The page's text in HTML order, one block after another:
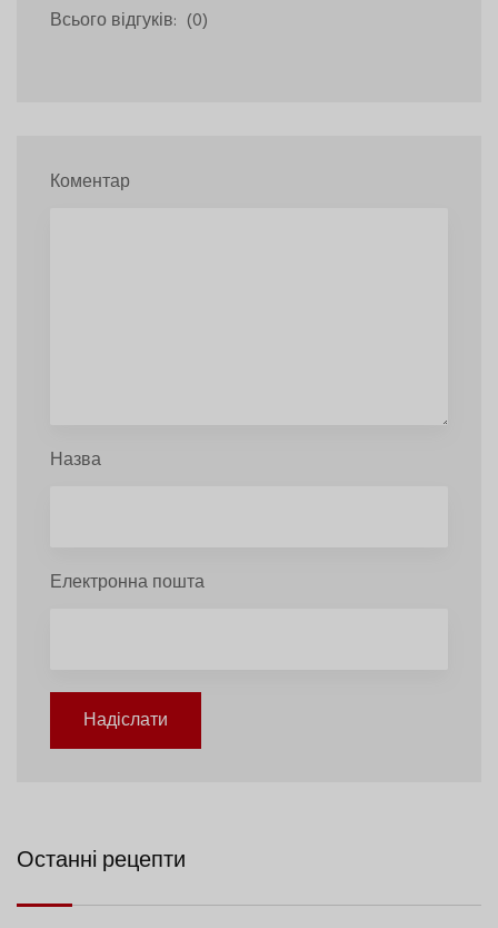
Всього відгуків: (0)
Коментар
Назва
Електронна пошта
Надіслати
Останні рецепти